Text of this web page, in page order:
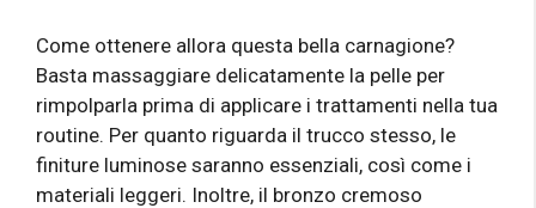
Come ottenere allora questa bella carnagione?
Basta massaggiare delicatamente la pelle per
rimpolparla prima di applicare i trattamenti nella tua
routine. Per quanto riguarda il trucco stesso, le
finiture luminose saranno essenziali, così come i
materiali leggeri. Inoltre, il bronzo cremoso